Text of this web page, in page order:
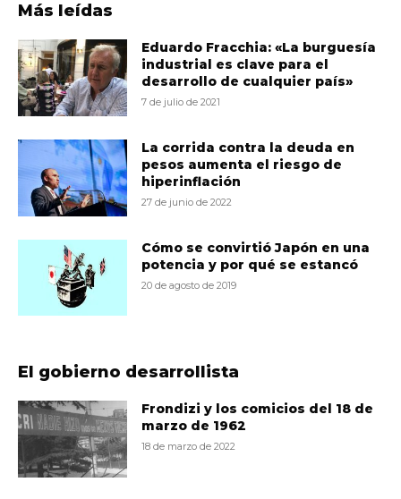
Más leídas
Eduardo Fracchia: «La burguesía
industrial es clave para el
desarrollo de cualquier país»
7 de julio de 2021
La corrida contra la deuda en
pesos aumenta el riesgo de
hiperinflación
27 de junio de 2022
Cómo se convirtió Japón en una
potencia y por qué se estancó
20 de agosto de 2019
El gobierno desarrollista
Frondizi y los comicios del 18 de
marzo de 1962
18 de marzo de 2022